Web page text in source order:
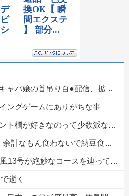
自●配信、拡散されまくって終わるｗｗｗｗｗｗｗ
ングゲームにありがちな事
欄が好きなのって少数派なのか？
ないで納豆食っときゃ間違いないことが判明した他
いる！と話題に、中国の重要都市の上に長々と居座り続けるルートで……
逝く